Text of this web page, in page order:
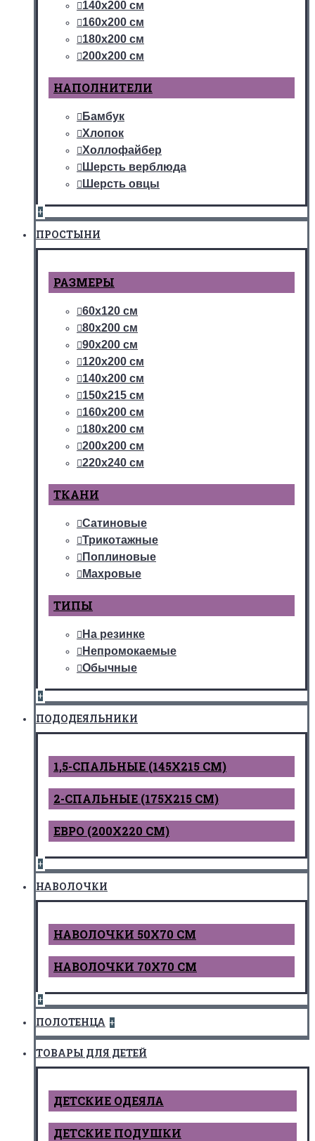
140х200 см
160х200 см
180х200 см
200х200 см
НАПОЛНИТЕЛИ
Бамбук
Хлопок
Холлофайбер
Шерсть верблюда
Шерсть овцы
+
ПРОСТЫНИ
РАЗМЕРЫ
60х120 см
80х200 см
90х200 см
120х200 см
140х200 см
150х215 см
160х200 см
180х200 см
200х200 см
220х240 см
ТКАНИ
Сатиновые
Трикотажные
Поплиновые
Махровые
ТИПЫ
На резинке
Непромокаемые
Обычные
+
ПОДОДЕЯЛЬНИКИ
1,5-СПАЛЬНЫЕ (145Х215 СМ)
2-СПАЛЬНЫЕ (175Х215 СМ)
ЕВРО (200Х220 СМ)
+
НАВОЛОЧКИ
НАВОЛОЧКИ 50Х70 СМ
НАВОЛОЧКИ 70Х70 СМ
+
ПОЛОТЕНЦА +
ТОВАРЫ ДЛЯ ДЕТЕЙ
ДЕТCКИЕ ОДЕЯЛА
ДЕТСКИЕ ПОДУШКИ